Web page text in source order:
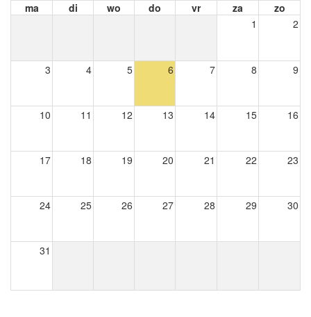
ma di wo do vr za
zo
1
2
3 4 5 6 7 8 9
10 11 12 13 14 15 16
17 18 19 20 21 22 23
24 25 26 27 28 29 30
31